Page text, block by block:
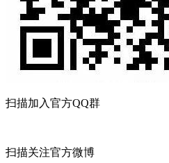
扫描加入官方QQ群
扫描关注官方微博